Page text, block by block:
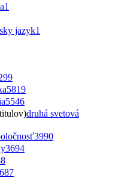
1
jazyk1
5819
5546
druhá svetová
3990
3694